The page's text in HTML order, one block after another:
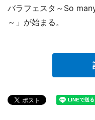
バラフェスタ～So
～」が始まる。